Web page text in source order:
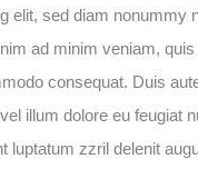
elit, sed diam nonummy
ad minim veniam,
consequat. Duis
illum dolore eu feugiat
zzril delenit